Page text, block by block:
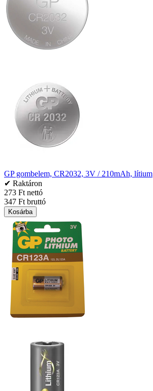
GP gombelem, CR2032, 3V / 210mAh, lítium
✔ Raktáron
273 Ft nettó
347 Ft bruttó
Kosárba